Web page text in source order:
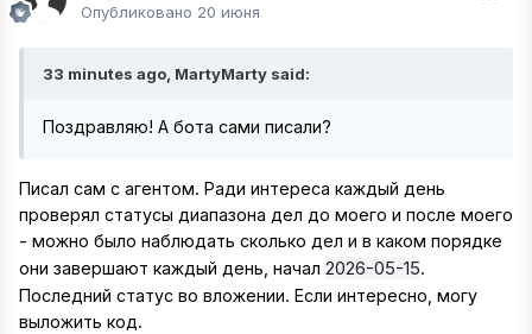
Опубликовано 20 июня
33 minutes ago, MartyMarty said:
Поздравляю! А бота сами писали?
Писал сам с агентом. Ради интереса каждый день
проверял статусы диапазона дел до моего и после моего
- можно было наблюдать сколько дел и в каком порядке
они завершают каждый день, начал 2026-05-15.
Последний статус во вложении. Если интересно, могу
выложить код.